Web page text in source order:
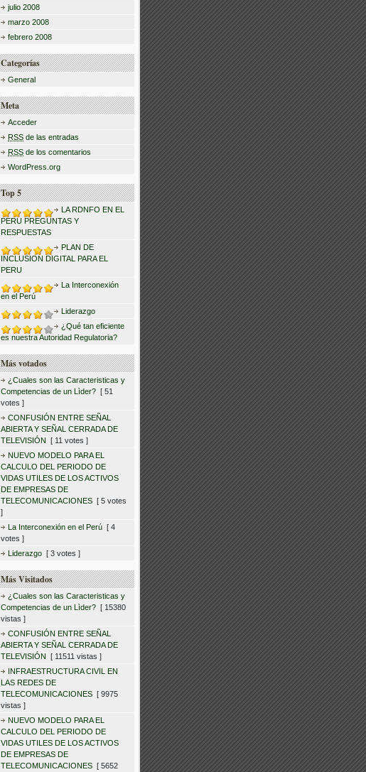
julio 2008
marzo 2008
febrero 2008
Categorías
General
Meta
Acceder
RSS de las entradas
RSS de los comentarios
WordPress.org
Top 5
LA RDNFO EN EL
PERU PREGUNTAS Y
RESPUESTAS
PLAN DE
INCLUSION DIGITAL PARA EL
PERU
La Interconexión
en el Perú
Liderazgo
¿Qué tan eficiente
es nuestra Autoridad Regulatoria?
Más votados
¿Cuales son las Caracteristicas y
Competencias de un Lìder? [ 51
votes ]
CONFUSIÓN ENTRE SEÑAL
ABIERTA Y SEÑAL CERRADA DE
TELEVISIÓN [ 11 votes ]
NUEVO MODELO PARA EL
CALCULO DEL PERIODO DE
VIDAS UTILES DE LOS ACTIVOS
DE EMPRESAS DE
TELECOMUNICACIONES [ 5 votes
]
La Interconexión en el Perú [ 4
votes ]
Liderazgo [ 3 votes ]
Más Visitados
¿Cuales son las Caracteristicas y
Competencias de un Lìder? [ 15380
vistas ]
CONFUSIÓN ENTRE SEÑAL
ABIERTA Y SEÑAL CERRADA DE
TELEVISIÓN [ 11511 vistas ]
INFRAESTRUCTURA CIVIL EN
LAS REDES DE
TELECOMUNICACIONES [ 9975
vistas ]
NUEVO MODELO PARA EL
CALCULO DEL PERIODO DE
VIDAS UTILES DE LOS ACTIVOS
DE EMPRESAS DE
TELECOMUNICACIONES [ 5652